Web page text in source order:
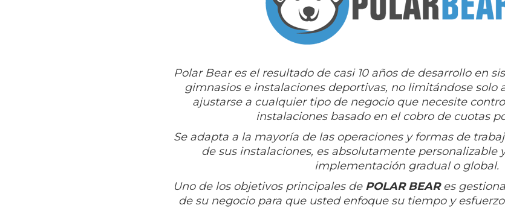
Polar Bear es el resultado de casi 10 años de desarrollo en
gimnasios e instalaciones deportivas, no limitándose solo
ajustarse a cualquier tipo de negocio que necesite
instalaciones basado en el cobro de cuotas
Se adapta a la mayoría de las operaciones y formas de
de sus instalaciones, es absolutamente personalizable
implementación gradual o global.
Uno de los objetivos principales de POLAR BEARes
de su negocio para que usted enfoque su tiempo y